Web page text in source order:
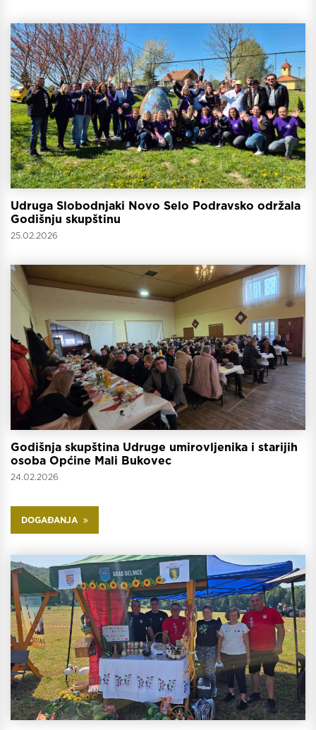
Udruga Slobodnjaki Novo Selo Podravsko održala
Godišnju skupštinu
25.02.2026
Godišnja skupština Udruge umirovljenika i starijih
osoba Općine Mali Bukovec
24.02.2026
DOGAĐANJA